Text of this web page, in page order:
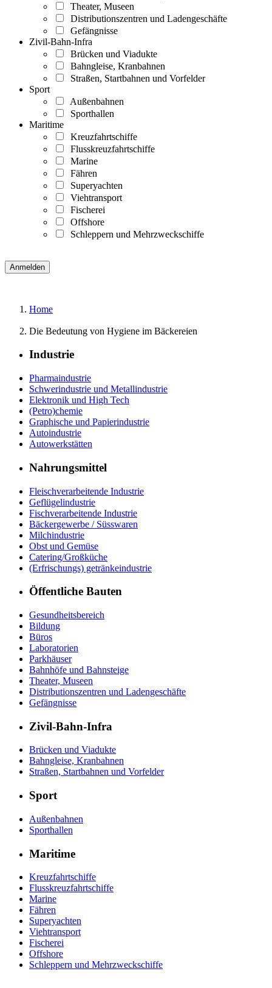
Theater, Museen
Distributionszentren und Ladengeschäfte
Gefängnisse
Zivil-Bahn-Infra
Brücken und Viadukte
Bahngleise, Kranbahnen
Straßen, Startbahnen und Vorfelder
Sport
Außenbahnen
Sporthallen
Maritime
Kreuzfahrtschiffe
Flusskreuzfahrtschiffe
Marine
Fähren
Superyachten
Viehtransport
Fischerei
Offshore
Schleppern und Mehrzweckschiffe
Home
Die Bedeutung von Hygiene im Bäckereien
Industrie
Pharmaindustrie
Schwerindustrie und Metallindustrie
Elektronik und High Tech
(Petro)chemie
Graphische und Papierindustrie
Autoindustrie
Autowerkstätten
Nahrungsmittel
Fleischverarbeitende Industrie
Geflügelindustrie
Fischverarbeitende Industrie
Bäckergewerbe / Süsswaren
Milchindustrie
Obst und Gemüse
Catering/Großküche
(Erfrischungs) getränkeindustrie
Öffentliche Bauten
Gesundheitsbereich
Bildung
Büros
Laboratorien
Parkhäuser
Bahnhöfe und Bahnsteige
Theater, Museen
Distributionszentren und Ladengeschäfte
Gefängnisse
Zivil-Bahn-Infra
Brücken und Viadukte
Bahngleise, Kranbahnen
Straßen, Startbahnen und Vorfelder
Sport
Außenbahnen
Sporthallen
Maritime
Kreuzfahrtschiffe
Flusskreuzfahrtschiffe
Marine
Fähren
Superyachten
Viehtransport
Fischerei
Offshore
Schleppern und Mehrzweckschiffe